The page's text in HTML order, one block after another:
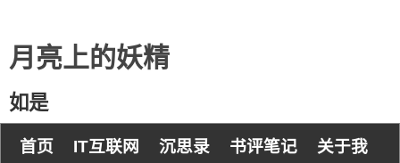
月亮上的妖精
如是
首页 IT互联网 沉思录 书评笔记 关于我